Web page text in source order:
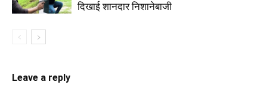
दिखाई शानदार निशानेबाजी
Leave a reply